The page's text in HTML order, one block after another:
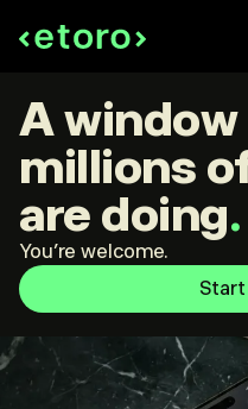
A
millions
are doing.
You're welcome.